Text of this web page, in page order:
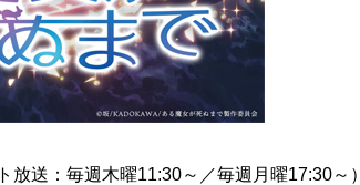
送：毎週木曜11:30～／毎週月曜17:30～）